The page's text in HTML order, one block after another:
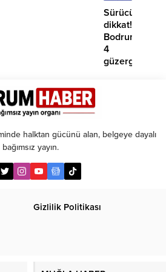
Sürücüler
dikkat!
Bodrum’da
4
güzergahta
halktan gücünü alan, belgeye dayalı
bağımsız yayın.
Gizlilik Politikası